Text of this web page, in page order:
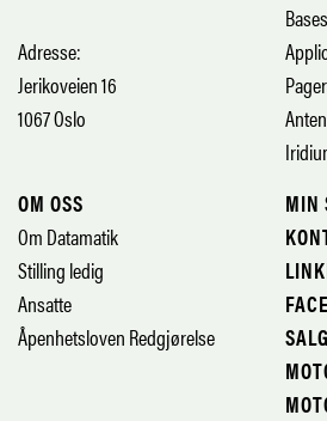
Adresse:
Jerikoveien 16
1067 Oslo
OM OSS
Om Datamatik
Stilling ledig
Ansatte
Åpenhetsloven Redgjørelse
MIN